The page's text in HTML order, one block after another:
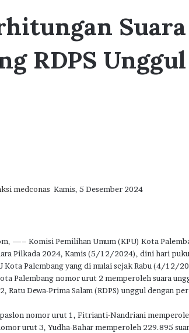
RDPS
medconas Kamis, 5 Desember 2024
—– Komisi Pemilihan Umum (KPU) Kota
Pilkada 2024, Kamis (5/12/2024), dini hari
Kota Palembang yang di mulai sejak Rabu (4/12/
Palembang nomor urut 2 memperoleh suara
Ratu Dewa-Prima Salam (RDPS) unggul dengan
nomor urut 1, Fitrianti-Nandriani
urut 3, Yudha-Bahar memperoleh 229.895